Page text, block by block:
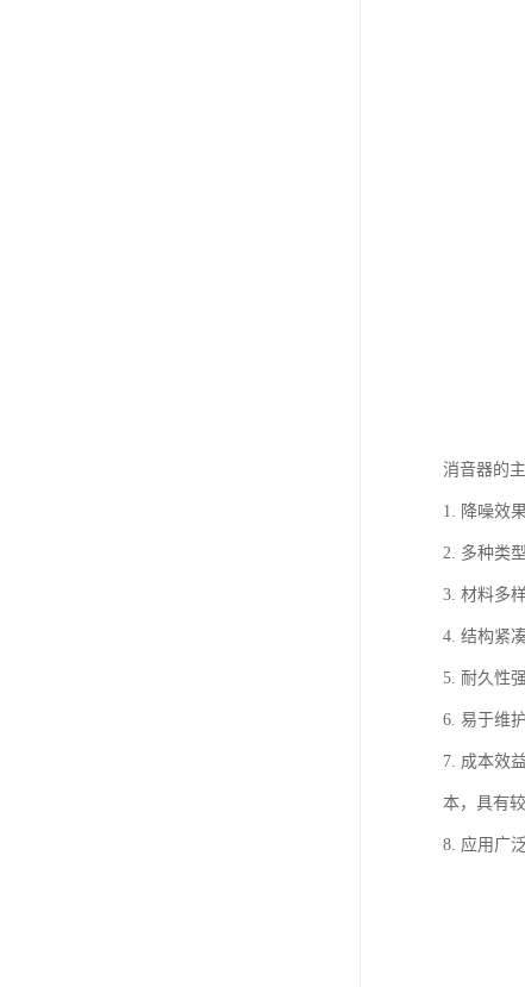
消音器的
1. 降噪效
2. 多种类
3. 材料多
4. 结构紧
5. 耐久性
6. 易于维
7. 成本效
本，具有
8. 应用广